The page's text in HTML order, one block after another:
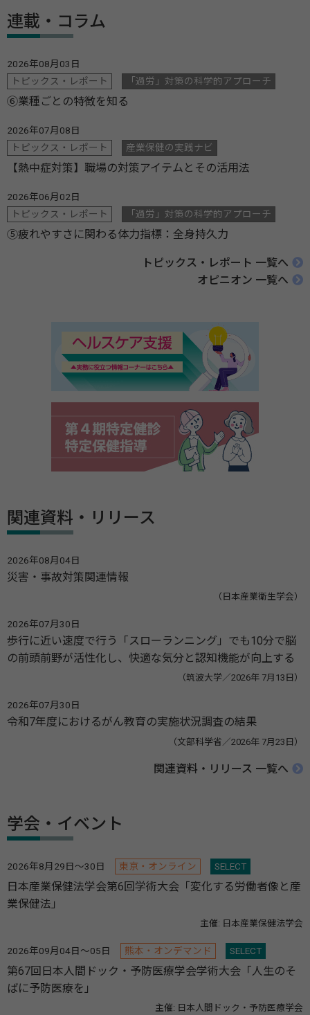
連載・コラム
2026年08月03日
トピックス・レポート
「過労」対策の科学的アプローチ
⑥業種ごとの特徴を知る
2026年07月08日
トピックス・レポート
産業保健の実践ナビ
【熱中症対策】職場の対策アイテムとその活用法
2026年06月02日
トピックス・レポート
「過労」対策の科学的アプローチ
⑤疲れやすさに関わる体力指標：全身持久力
トピックス・レポート 一覧へ
オピニオン 一覧へ
関連資料・リリース
2026年08月04日
災害・事故対策関連情報
（日本産業衛生学会）
2026年07月30日
歩行に近い速度で行う「スローランニング」でも10分で脳
の前頭前野が活性化し、快適な気分と認知機能が向上する
（筑波大学／2026年 7月13日）
2026年07月30日
令和7年度におけるがん教育の実施状況調査の結果
（文部科学省／2026年 7月23日）
関連資料・リリース 一覧へ
学会・イベント
2026年8月29日～30日 東京・オンライン SELECT
日本産業保健法学会第6回学術大会「変化する労働者像と産
業保健法」
主催: 日本産業保健法学会
2026年09月04日～05日 熊本・オンデマンド SELECT
第67回日本人間ドック・予防医療学会学術大会「人生のそ
ばに予防医療を」
主催: 日本人間ドック・予防医療学会